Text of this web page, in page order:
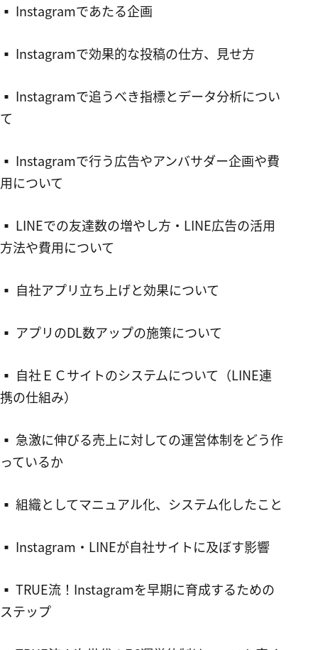
▪︎ Instagramであたる企画
▪︎ Instagramで効果的な投稿の仕方、見せ方
▪︎ Instagramで追うべき指標とデータ分析につい
て
▪︎ Instagramで行う広告やアンバサダー企画や費
用について
▪︎ LINEでの友達数の増やし方・LINE広告の活用
方法や費用について
▪︎ 自社アプリ立ち上げと効果について
▪︎ アプリのDL数アップの施策について
▪︎ 自社ＥＣサイトのシステムについて（LINE連
携の仕組み）
▪︎ 急激に伸びる売上に対しての運営体制をどう作
っているか
▪︎ 組織としてマニュアル化、システム化したこと
▪︎ Instagram・LINEが自社サイトに及ぼす影響
▪︎ TRUE流！Instagramを早期に育成するための
ステップ